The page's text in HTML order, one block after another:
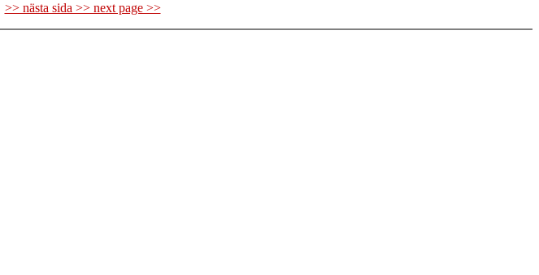
>> nästa sida >> next page >>